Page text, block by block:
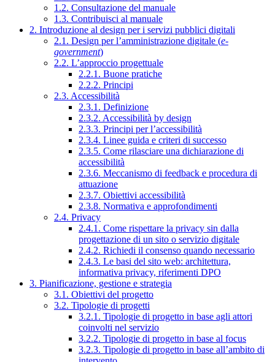
1.2. Consultazione del manuale
1.3. Contribuisci al manuale
2. Introduzione al design per i servizi pubblici digitali
2.1. Design per l’amministrazione digitale (e-
government)
2.2. L’approccio progettuale
2.2.1. Buone pratiche
2.2.2. Principi
2.3. Accessibilità
2.3.1. Definizione
2.3.2. Accessibilità by design
2.3.3. Principi per l’accessibilità
2.3.4. Linee guida e criteri di successo
2.3.5. Come rilasciare una dichiarazione di
accessibilità
2.3.6. Meccanismo di feedback e procedura di
attuazione
2.3.7. Obiettivi accessibilità
2.3.8. Normativa e approfondimenti
2.4. Privacy
2.4.1. Come rispettare la privacy sin dalla
progettazione di un sito o servizio digitale
2.4.2. Richiedi il consenso quando necessario
2.4.3. Le basi del sito web: architettura,
informativa privacy, riferimenti DPO
3. Pianificazione, gestione e strategia
3.1. Obiettivi del progetto
3.2. Tipologie di progetti
3.2.1. Tipologie di progetto in base agli attori
coinvolti nel servizio
3.2.2. Tipologie di progetto in base al focus
3.2.3. Tipologie di progetto in base all’ambito di